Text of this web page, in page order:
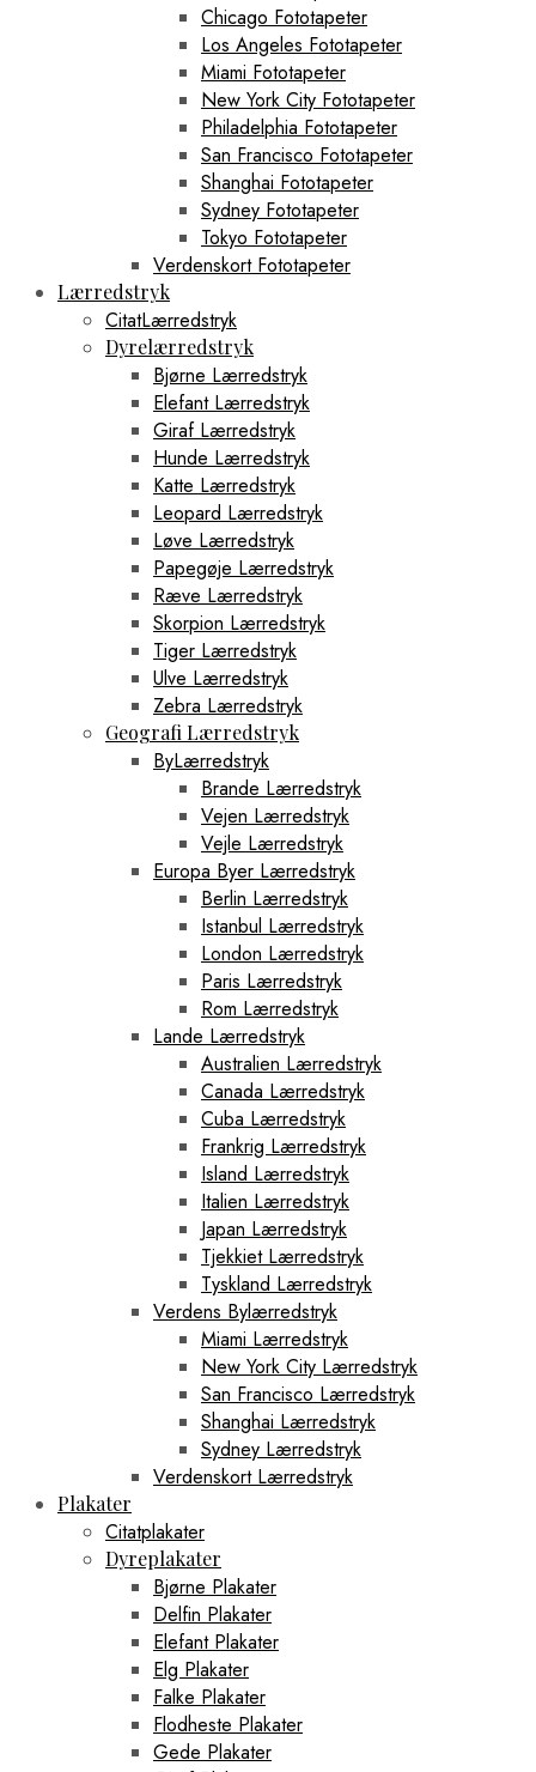
Chicago Fototapeter
Los Angeles Fototapeter
Miami Fototapeter
New York City Fototapeter
Philadelphia Fototapeter
San Francisco Fototapeter
Shanghai Fototapeter
Sydney Fototapeter
Tokyo Fototapeter
Verdenskort Fototapeter
Lærredstryk
CitatLærredstryk
Dyrelærredstryk
Bjørne Lærredstryk
Elefant Lærredstryk
Giraf Lærredstryk
Hunde Lærredstryk
Katte Lærredstryk
Leopard Lærredstryk
Løve Lærredstryk
Papegøje Lærredstryk
Ræve Lærredstryk
Skorpion Lærredstryk
Tiger Lærredstryk
Ulve Lærredstryk
Zebra Lærredstryk
Geografi Lærredstryk
ByLærredstryk
Brande Lærredstryk
Vejen Lærredstryk
Vejle Lærredstryk
Europa Byer Lærredstryk
Berlin Lærredstryk
Istanbul Lærredstryk
London Lærredstryk
Paris Lærredstryk
Rom Lærredstryk
Lande Lærredstryk
Australien Lærredstryk
Canada Lærredstryk
Cuba Lærredstryk
Frankrig Lærredstryk
Island Lærredstryk
Italien Lærredstryk
Japan Lærredstryk
Tjekkiet Lærredstryk
Tyskland Lærredstryk
Verdens Bylærredstryk
Miami Lærredstryk
New York City Lærredstryk
San Francisco Lærredstryk
Shanghai Lærredstryk
Sydney Lærredstryk
Verdenskort Lærredstryk
Plakater
Citatplakater
Dyreplakater
Bjørne Plakater
Delfin Plakater
Elefant Plakater
Elg Plakater
Falke Plakater
Flodheste Plakater
Gede Plakater